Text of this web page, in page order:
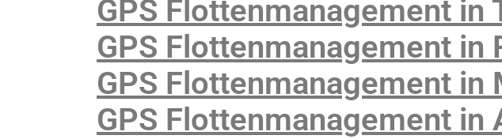
GPS Flottenmanagement in
GPS Flottenmanagement in
GPS Flottenmanagement in
GPS Flottenmanagement